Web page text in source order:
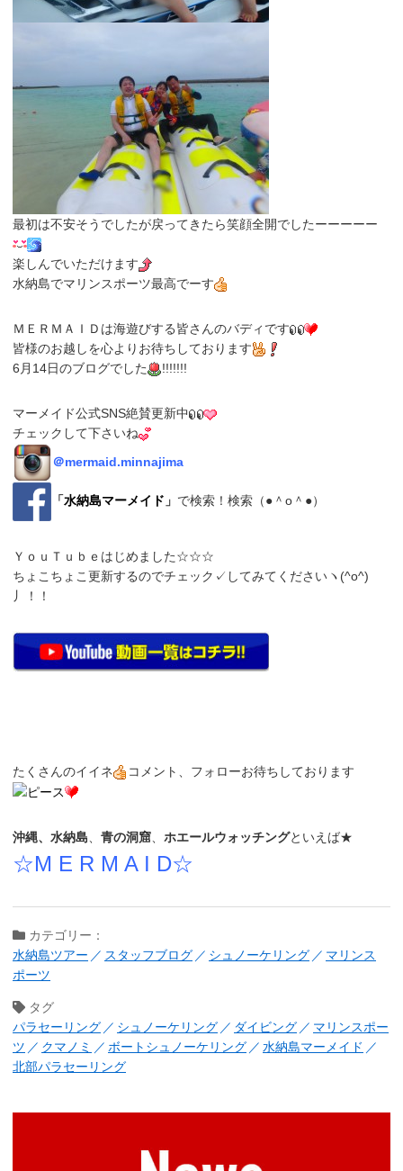
最初は不安そうでしたが戻ってきたら笑顔全開でしたーーーーー
楽しんでいただけます
水納島でマリンスポーツ最高でーす
ＭＥＲＭＡＩＤは海遊びする皆さんのバディです
皆様のお越しを心よりお待ちしております
6月14日のブログでした
!!!!!!!
マーメイド公式SNS絶賛更新中
チェックして下さいね
＠mermaid.minnajima
「水納島マーメイド 」 で検索！検索（●＾o＾●）
ＹｏｕＴｕｂｅはじめました☆☆☆
ちょこちょこ更新するのでチェック✓してみてくださいヽ(^o^)
丿！！
たくさんのイイネ コメント、フォローお待ちしております
沖縄、水納島、 青の洞窟、 ホエールウォッチングといえば★
☆M E R M A I D☆
カテゴリー：
水納島ツアー
スタッフブログ シュノーケリング
マリンス
ポーツ
タグ
パラセーリング
シュノーケリング ダイビング
マリンスポー
ツ
クマノミ ボートシュノーケリング
水納島マーメイド
北部パラセーリング